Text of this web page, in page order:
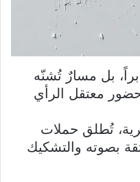
بل مسارٌ تُشنّه
معتقل الرأي
تُطلق حملات
بصوته والتشكيك